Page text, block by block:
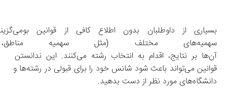
بسیاری از داوطلبان بدون
سهمیه‌های مختلف (مثل سهمیه
آن‌ها بر نتایج، اقدام به انتخاب رشته می‌کنند. این ندانستن
قوانین می‌تواند باعث شود شانس خود را برای قبولی در رشته‌ها و
دانشگاه‌های مورد نظر از دست بدهید.